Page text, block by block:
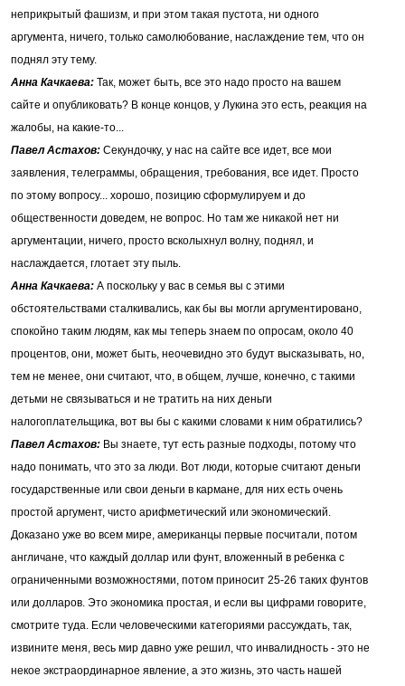
неприкрытый фашизм, и при этом такая пустота, ни одного
аргумента, ничего, только самолюбование, наслаждение тем, что он
поднял эту тему.
Анна Качкаева: Так, может быть, все это надо просто на вашем
сайте и опубликовать? В конце концов, у Лукина это есть, реакция на
жалобы, на какие-то...
Павел Астахов: Секундочку, у нас на сайте все идет, все мои
заявления, телеграммы, обращения, требования, все идет. Просто
по этому вопросу... хорошо, позицию сформулируем и до
общественности доведем, не вопрос. Но там же никакой нет ни
аргументации, ничего, просто всколыхнул волну, поднял, и
наслаждается, глотает эту пыль.
Анна Качкаева: А поскольку у вас в семья вы с этими
обстоятельствами сталкивались, как бы вы могли аргументировано,
спокойно таким людям, как мы теперь знаем по опросам, около 40
процентов, они, может быть, неочевидно это будут высказывать, но,
тем не менее, они считают, что, в общем, лучше, конечно, с такими
детьми не связываться и не тратить на них деньги
налогоплательщика, вот вы бы с какими словами к ним обратились?
Павел Астахов: Вы знаете, тут есть разные подходы, потому что
надо понимать, что это за люди. Вот люди, которые считают деньги
государственные или свои деньги в кармане, для них есть очень
простой аргумент, чисто арифметический или экономический.
Доказано уже во всем мире, американцы первые посчитали, потом
англичане, что каждый доллар или фунт, вложенный в ребенка с
ограниченными возможностями, потом приносит 25-26 таких фунтов
или долларов. Это экономика простая, и если вы цифрами говорите,
смотрите туда. Если человеческими категориями рассуждать, так,
извините меня, весь мир давно уже решил, что инвалидность - это не
некое экстраординарное явление, а это жизнь, это часть нашей